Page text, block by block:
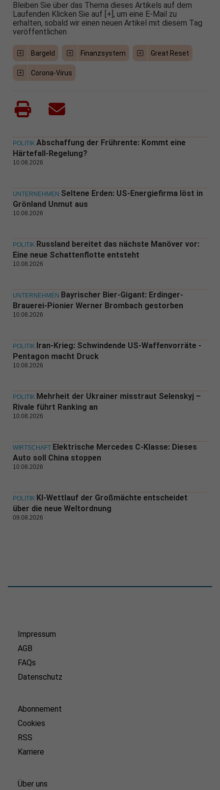
Bleiben Sie über das Thema dieses Artikels auf dem
Laufenden Klicken Sie auf [+], um eine E-Mail zu
erhalten, sobald wir einen neuen Artikel mit diesem Tag
veröffentlichen
Bargeld Finanzsystem Great Reset
Corona-Virus
POLITIK Abschaffung der Frührente: Kommt eine
Härtefall-Regelung?
10.08.2026
UNTERNEHMEN Seltene Erden: US-Energiefirma löst in
Grönland Unmut aus
10.08.2026
POLITIK Russland bereitet das nächste Manöver vor:
Eine neue Schattenflotte entsteht
10.08.2026
UNTERNEHMEN Bayrischer Bier-Gigant: Erdinger-
Brauerei-Pionier Werner Brombach gestorben
10.08.2026
POLITIK Iran-Krieg: Schwindende US-Waffenvorräte -
Pentagon macht Druck
10.08.2026
POLITIK Mehrheit der Ukrainer misstraut Selenskyj –
Rivale führt Ranking an
10.08.2026
WIRTSCHAFT Elektrische Mercedes C-Klasse: Dieses
Auto soll China stoppen
10.08.2026
POLITIK KI-Wettlauf der Großmächte entscheidet
über die neue Weltordnung
09.08.2026
Impressum
AGB
FAQs
Datenschutz
Abonnement
Cookies
RSS
Karriere
Über uns